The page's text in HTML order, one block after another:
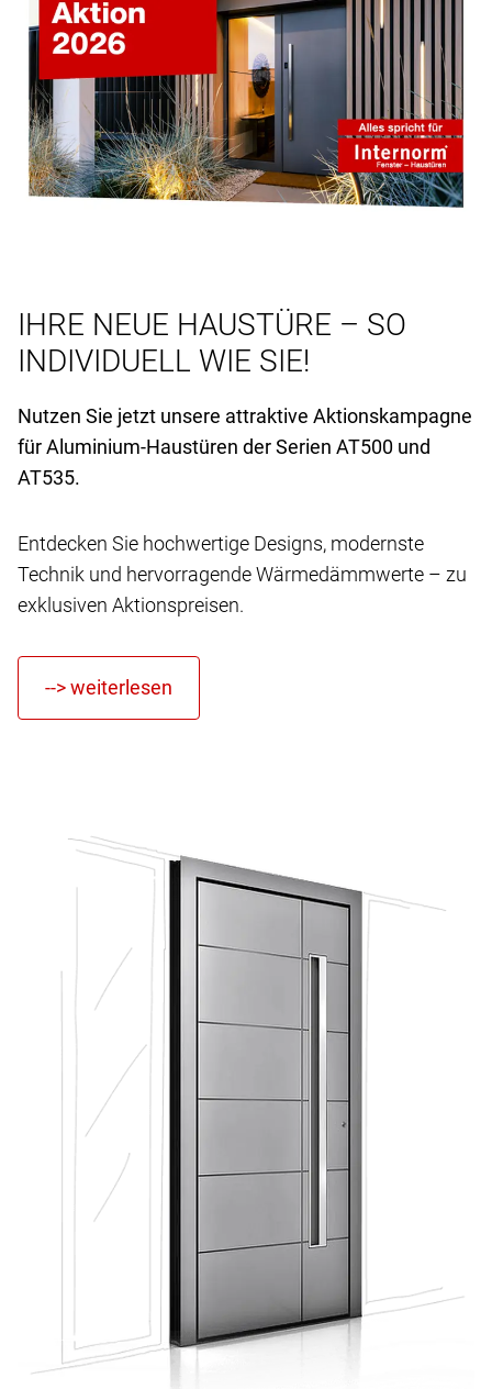
IHRE NEUE HAUSTÜRE – SO
INDIVIDUELL WIE SIE!
Nutzen Sie jetzt unsere attraktive Aktionskampagne
für Aluminium-Haustüren der Serien AT500 und
AT535.
Entdecken Sie hochwertige Designs, modernste
Technik und hervorragende Wärmedämmwerte – zu
exklusiven Aktionspreisen.